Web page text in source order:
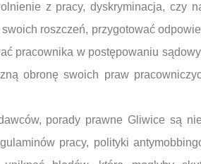
z pracy, dyskryminacja, czy
roszczeń, przygotować
pracownika w postępowaniu
obronę swoich praw
porady prawne Gliwice są
pracy, polityki